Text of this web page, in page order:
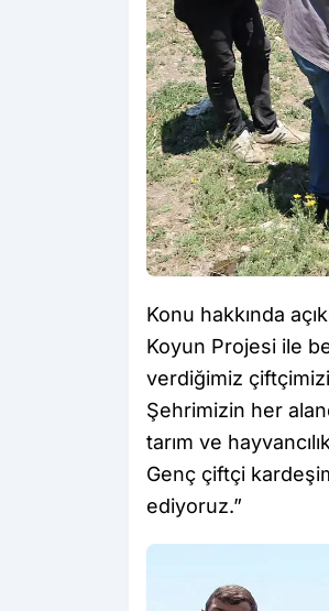
Konu hakkında
Koyun Projesi ile
verdiğimiz
Şehrimizin her
tarım ve
Genç çiftçi
ediyoruz.”